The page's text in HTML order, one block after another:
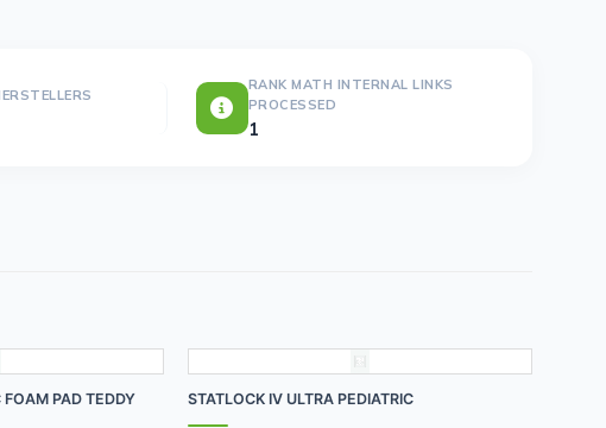
RANK MATH INTERNAL LINKS
PROCESSED
1
FOAM PAD TEDDY STATLOCK IV ULTRA PEDIATRIC